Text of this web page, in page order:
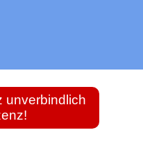
unverbindlich